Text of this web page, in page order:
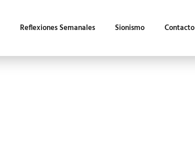
Reflexiones Semanales Sionismo Contacto